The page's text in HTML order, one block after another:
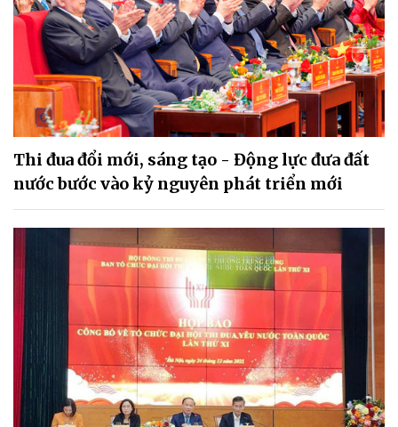
Thi đua đổi mới, sáng tạo - Động lực đưa đất
nước bước vào kỷ nguyên phát triển mới